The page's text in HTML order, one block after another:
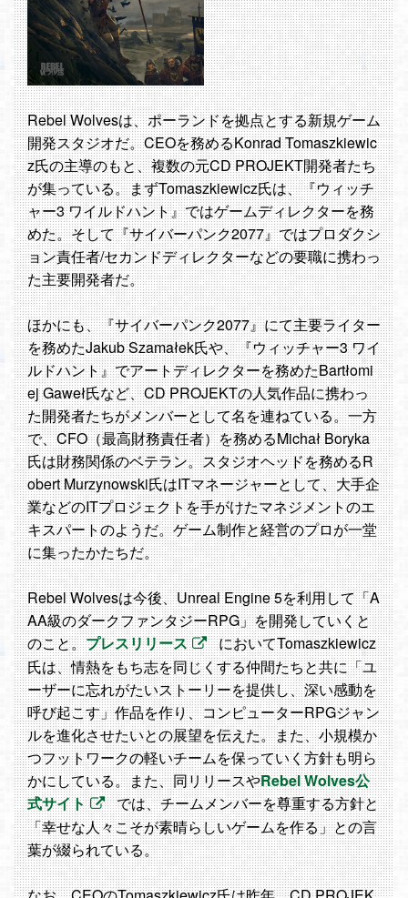
Rebel Wolvesは、ポーランドを拠点とする新規ゲーム
開発スタジオだ。CEOを務めるKonrad Tomaszkiewic
z氏の主導のもと、複数の元CD PROJEKT開発者たち
が集っている。まずTomaszkiewicz氏は、『ウィッチ
ャー3 ワイルドハント』ではゲームディレクターを務
めた。そして『サイバーパンク2077』ではプロダクシ
ョン責任者/セカンドディレクターなどの要職に携わっ
た主要開発者だ。
ほかにも、『サイバーパンク2077』にて主要ライター
を務めたJakub Szamałek氏や、『ウィッチャー3 ワイ
ルドハント』でアートディレクターを務めたBartłomi
ej Gaweł氏など、CD PROJEKTの人気作品に携わっ
た開発者たちがメンバーとして名を連ねている。一方
で、CFO（最高財務責任者）を務めるMichał Boryka
氏は財務関係のベテラン。スタジオヘッドを務めるR
obert Murzynowski氏はITマネージャーとして、大手企
業などのITプロジェクトを手がけたマネジメントのエ
キスパートのようだ。ゲーム制作と経営のプロが一堂
に集ったかたちだ。
Rebel Wolvesは今後、Unreal Engine 5を利用して「A
AA級のダークファンタジーRPG」を開発していくと
のこと。プレスリリース
においてTomaszkiewicz
氏は、情熱をもち志を同じくする仲間たちと共に「ユ
ーザーに忘れがたいストーリーを提供し、深い感動を
呼び起こす」作品を作り、コンピューターRPGジャン
ルを進化させたいとの展望を伝えた。また、小規模か
つフットワークの軽いチームを保っていく方針も明ら
かにしている。また、同リリースやRebel Wolves公
式サイト
では、チームメンバーを尊重する方針と
「幸せな人々こそが素晴らしいゲームを作る」との言
葉が綴られている。